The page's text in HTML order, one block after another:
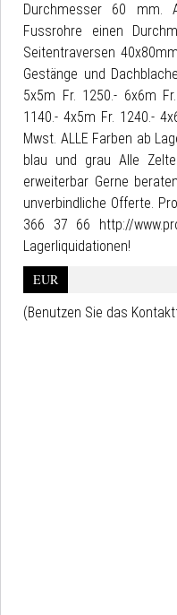
Durchmesser 60 mm.
Fussrohre einen
Seitentraversen
Gestänge und
5x5m Fr. 1250.- 6x6m
1140.- 4x5m Fr. 1240.-
Mwst. ALLE Farben ab
blau und grau Alle
erweiterbar Gerne
unverbindliche Offerte.
366 37 66 http://
Lagerliquidationen!
EUR
(Benutzen Sie das